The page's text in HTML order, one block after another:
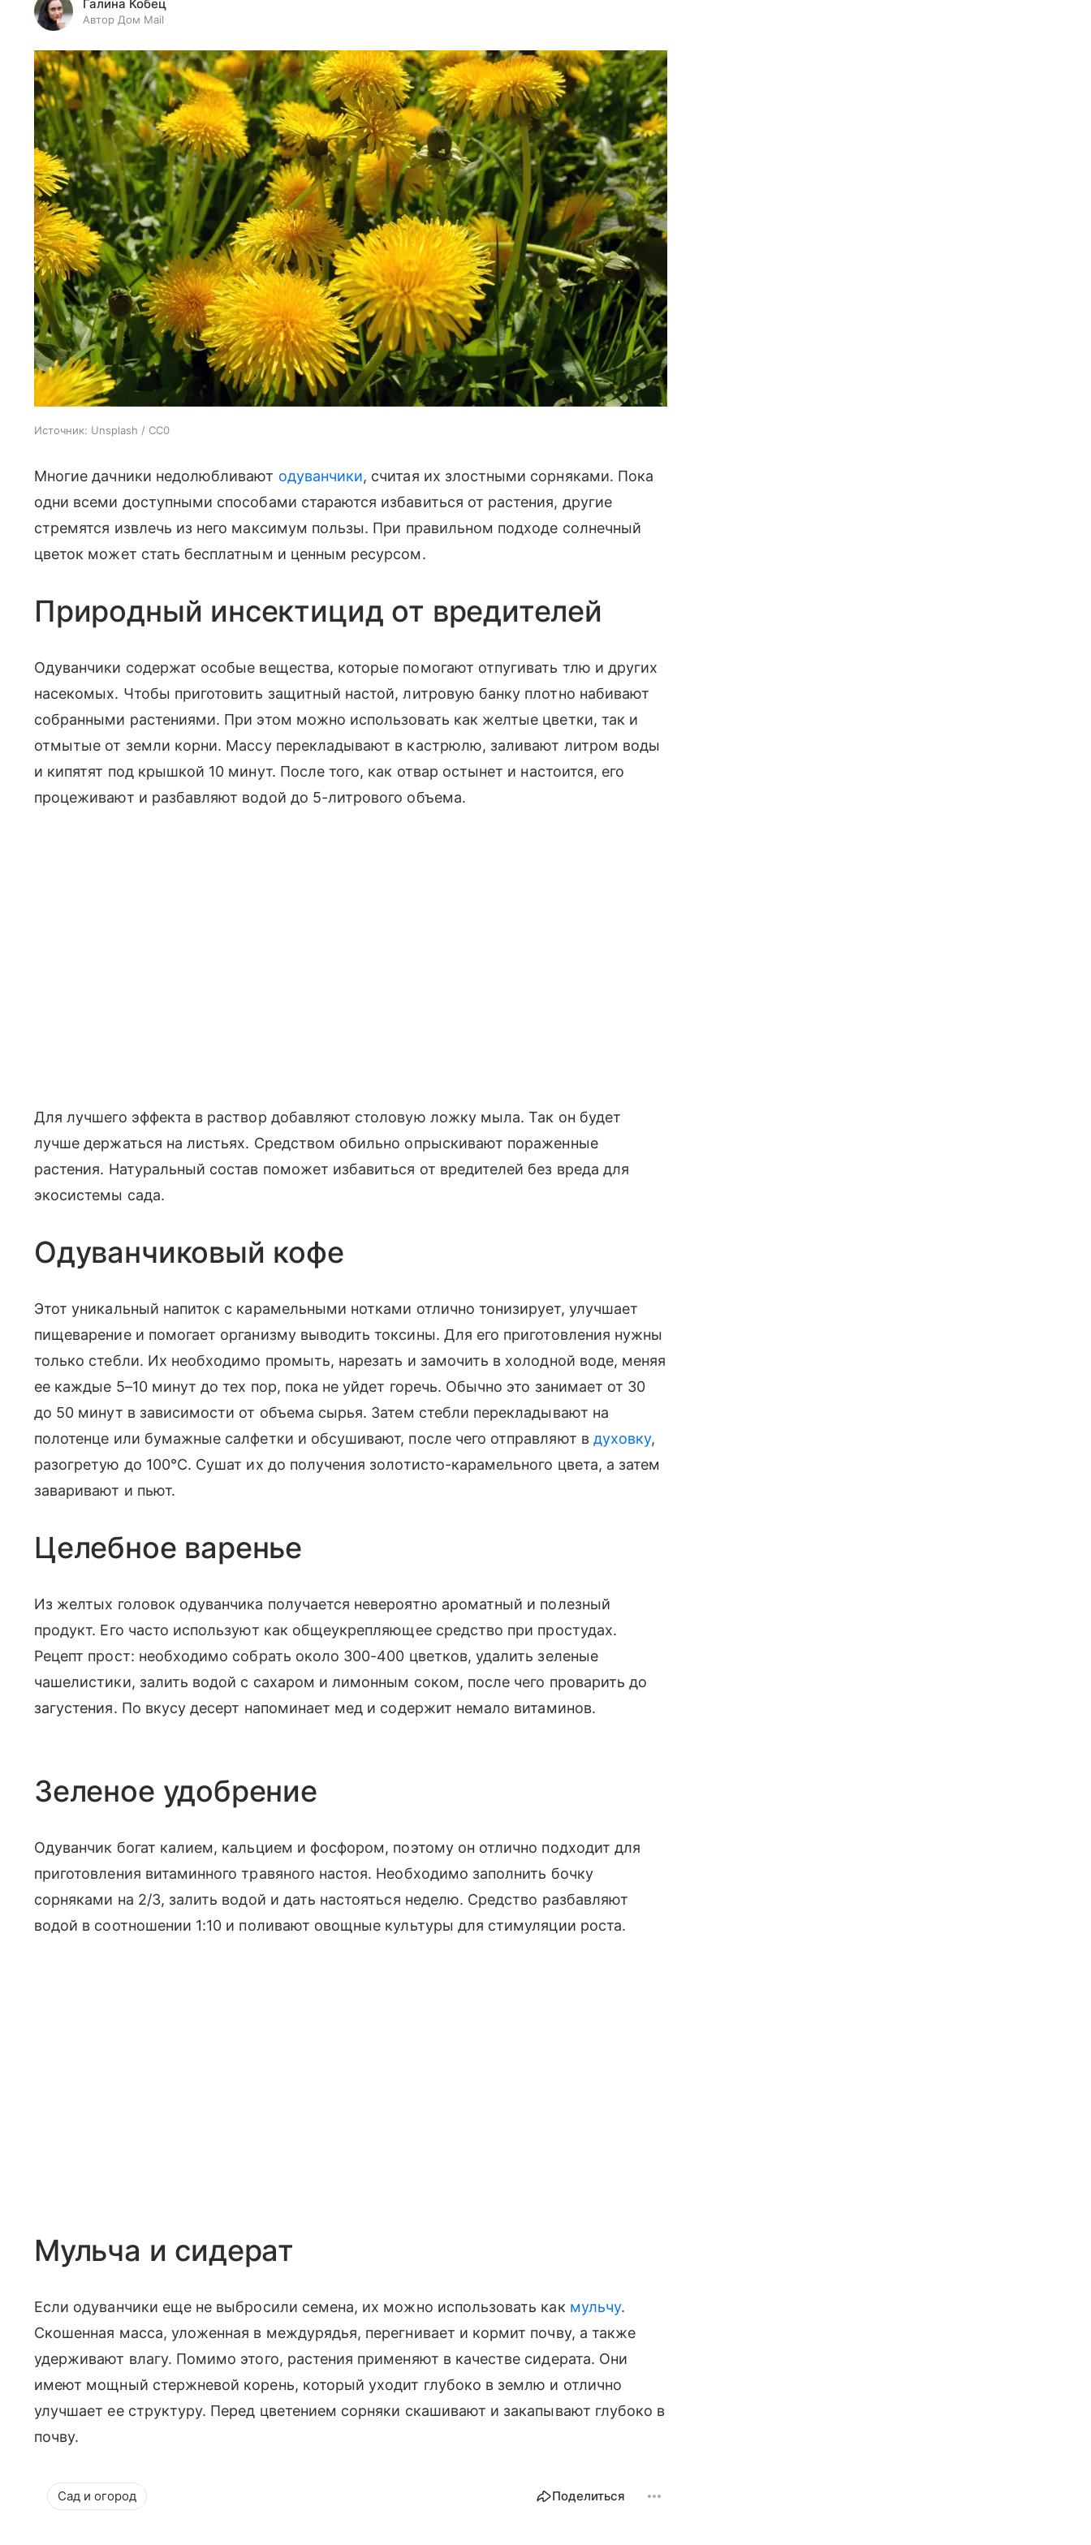
Галина Кобец
Автор Дом Mail
Источник: Unsplash / CC0
Многие дачники недолюбливают одуванчики, считая их злостными сорняками. Пока
одни всеми доступными способами стараются избавиться от растения, другие
стремятся извлечь из него максимум пользы. При правильном подходе солнечный
цветок может стать бесплатным и ценным ресурсом.
Природный инсектицид от вредителей
Одуванчики содержат особые вещества, которые помогают отпугивать тлю и других
насекомых. Чтобы приготовить защитный настой, литровую банку плотно набивают
собранными растениями. При этом можно использовать как желтые цветки, так и
отмытые от земли корни. Массу перекладывают в кастрюлю, заливают литром воды
и кипятят под крышкой 10 минут. После того, как отвар остынет и настоится, его
процеживают и разбавляют водой до 5-литрового объема.
Для лучшего эффекта в раствор добавляют столовую ложку мыла. Так он будет
лучше держаться на листьях. Средством обильно опрыскивают пораженные
растения. Натуральный состав поможет избавиться от вредителей без вреда для
экосистемы сада.
Одуванчиковый кофе
Этот уникальный напиток с карамельными нотками отлично тонизирует, улучшает
пищеварение и помогает организму выводить токсины. Для его приготовления нужны
только стебли. Их необходимо промыть, нарезать и замочить в холодной воде, меняя
ее каждые 5–10 минут до тех пор, пока не уйдет горечь. Обычно это занимает от 30
до 50 минут в зависимости от объема сырья. Затем стебли перекладывают на
полотенце или бумажные салфетки и обсушивают, после чего отправляют в духовку,
разогретую до 100°C. Сушат их до получения золотисто-карамельного цвета, а затем
заваривают и пьют.
Целебное варенье
Из желтых головок одуванчика получается невероятно ароматный и полезный
продукт. Его часто используют как общеукрепляющее средство при простудах.
Рецепт прост: необходимо собрать около 300-400 цветков, удалить зеленые
чашелистики, залить водой с сахаром и лимонным соком, после чего проварить до
загустения. По вкусу десерт напоминает мед и содержит немало витаминов.
Зеленое удобрение
Одуванчик богат калием, кальцием и фосфором, поэтому он отлично подходит для
приготовления витаминного травяного настоя. Необходимо заполнить бочку
сорняками на 2/3, залить водой и дать настояться неделю. Средство разбавляют
водой в соотношении 1:10 и поливают овощные культуры для стимуляции роста.
Мульча и сидерат
Если одуванчики еще не выбросили семена, их можно использовать как мульчу.
Скошенная масса, уложенная в междурядья, перегнивает и кормит почву, а также
удерживают влагу. Помимо этого, растения применяют в качестве сидерата. Они
имеют мощный стержневой корень, который уходит глубоко в землю и отлично
улучшает ее структуру. Перед цветением сорняки скашивают и закапывают глубоко в
почву.
Сад и огород Поделиться